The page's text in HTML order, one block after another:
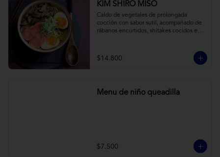
KIM SHIRO MISO
Caldo de vegetales de prolongada
cocción con sabor sutil, acompañado de
rábanos encurtidos, shitakes cocidos en
vegana) y los infaltables fideos de ramen.
$14.800
Menu de niño queadilla
$7.500